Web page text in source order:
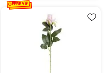
OFFRE VIP